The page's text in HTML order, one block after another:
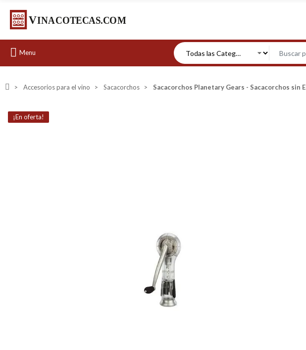
Menu
Accesorios para el vino Sacacorchos Sacacorchos Planetary Gears - Sacacorchos sin
¡En oferta!